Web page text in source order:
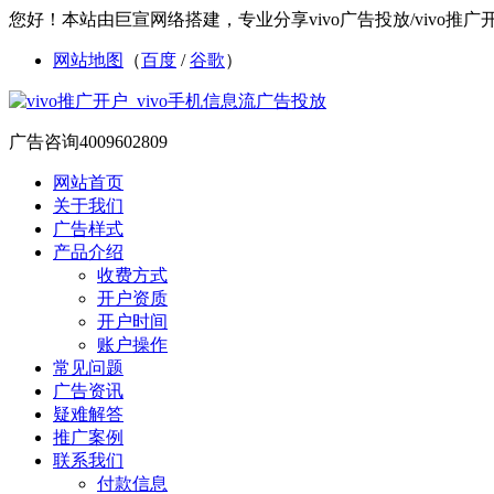
您好！本站由巨宣网络搭建，专业分享vivo广告投放/vivo推
网站地图 （百度 /谷歌）
广告咨询4009602809
网站首页
关于我们
广告样式
产品介绍
收费方式
开户资质
开户时间
账户操作
常见问题
广告资讯
疑难解答
推广案例
联系我们
付款信息